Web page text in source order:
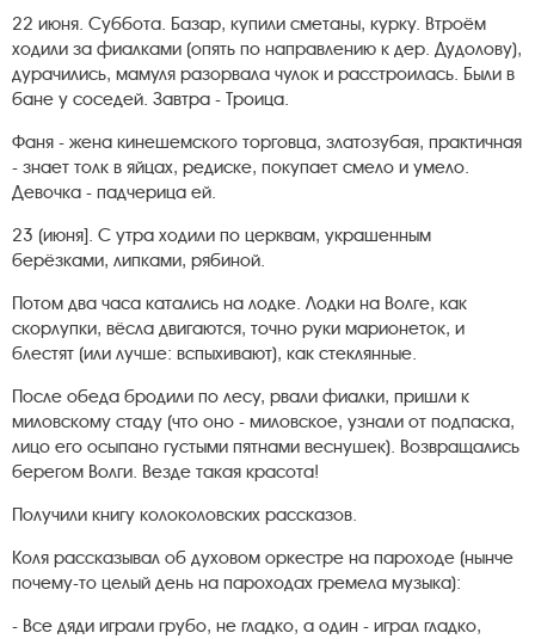
22 июня. Суббота. Базар, купили сметаны, курку. Втроём
ходили за фиалками (опять по направлению к дер. Дудолову),
дурачились, мамуля разорвала чулок и расстроилась. Были в
бане у соседей. Завтра - Троица.
Фаня - жена кинешемского торговца, златозубая, практичная
- знает толк в яйцах, редиске, покупает смело и умело.
Девочка - падчерица ей.
23 (июня]. С утра ходили по церквам, украшенным
берёзками, липками, рябиной.
Потом два часа катались на лодке. Лодки на Волге, как
скорлупки, вёсла двигаются, точно руки марионеток, и
блестят (или лучше: вспыхивают), как стеклянные.
После обеда бродили по лесу, рвали фиалки, пришли к
миловскому стаду (что оно - миловское, узнали от подпаска,
лицо его осыпано густыми пятнами веснушек). Возвращались
берегом Волги. Везде такая красота!
Получили книгу колоколовских рассказов.
Коля рассказывал об духовом оркестре на пароходе (нынче
почему-то целый день на пароходах гремела музыка):
- Все дяди играли грубо, не гладко, а один - играл гладко,